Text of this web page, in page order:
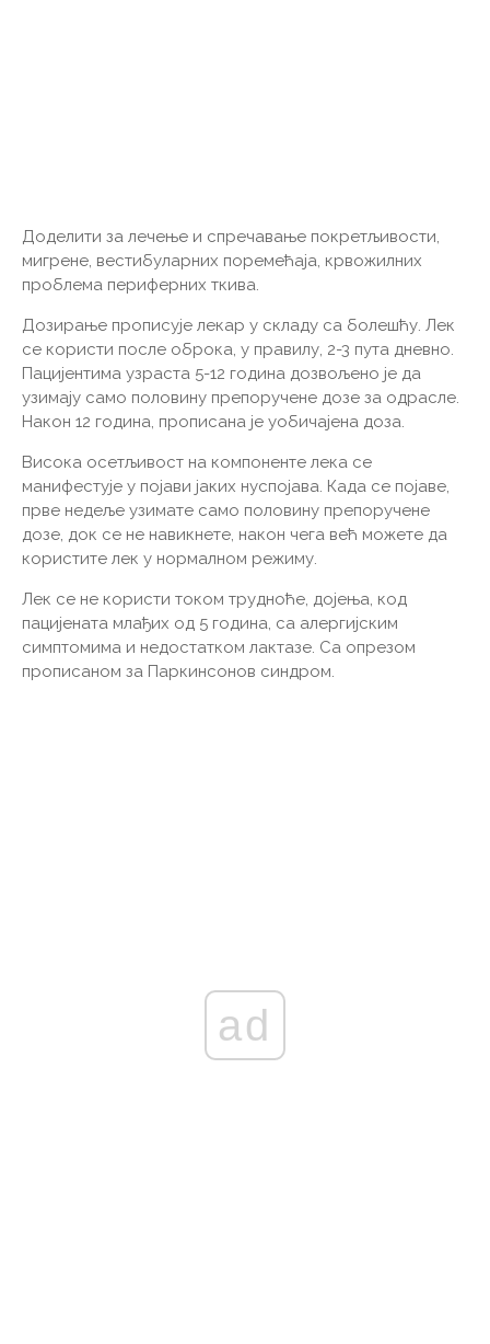
Доделити за лечење и спречавање покретљивости,
мигрене, вестибуларних поремећаја, крвожилних
проблема периферних ткива.
Дозирање прописује лекар у складу са болешћу. Лек
се користи после оброка, у правилу, 2-3 пута дневно.
Пацијентима узраста 5-12 година дозвољено је да
узимају само половину препоручене дозе за одрасле.
Након 12 година, прописана је уобичајена доза.
Висока осетљивост на компоненте лека се
манифестује у појави јаких нуспојава. Када се појаве,
прве недеље узимате само половину препоручене
дозе, док се не навикнете, након чега већ можете да
користите лек у нормалном режиму.
Лек се не користи током трудноће, дојења, код
пацијената млађих од 5 година, са алергијским
симптомима и недостатком лактазе. Са опрезом
прописаном за Паркинсонов синдром.
ad